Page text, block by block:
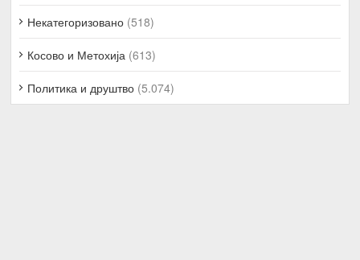
Некатегоризовано (518)
Косово и Метохија (613)
Политика и друштво (5.074)